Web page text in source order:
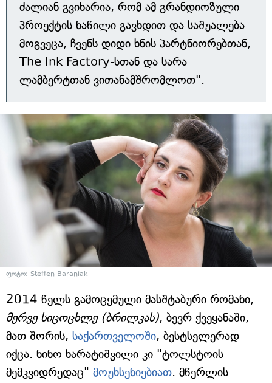
ძალიან გვიხარია, რომ ამ გრანდიოზული
პროექტის ნაწილი გავხდით და საშუალება
მოგვეცა, ჩვენს დიდი ხნის პარტნიორებთან,
The Ink Factory-სთან და სარა
ლამბერტთან ვითანამშრომლოთ".
ფოტო: Steffen Baraniak
2014 წელს გამოცემული მასშტაბური რომანი,
მერვე სიცოცხლე (ბრილკას), ბევრ ქვეყანაში,
მათ შორის, საქართველოში, ბესტსელერად
იქცა. ნინო ხარატიშვილი კი "ტოლსტოის
მემკვიდრედაც" მოუხსენიებიათ. მწერლის